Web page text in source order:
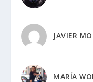
JAVIER
MARÍA